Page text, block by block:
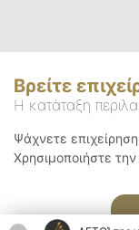
Βρείτε
Η κατάταξη
Ψάχνετε
Χρησιμοποιήστε